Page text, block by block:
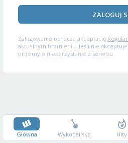
ZALOGUJ
Zalogowanie oznacza akceptację
aktualnym brzmieniu. Jeśli nie
prosimy o niekorzystanie z serwisu.
Główna Wykopalisko Hity